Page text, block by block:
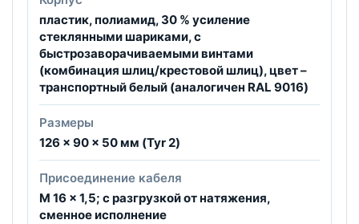
пластик, полиамид, 30 % усиление
стеклянными шариками, с
быстрозаворачиваемыми винтами
(комбинация шлиц/крестовой шлиц), цвет –
транспортный белый (аналогичен RAL 9016)
Размеры
126 x 90 x 50 мм (Tyr 2)
Присоединение кабеля
M 16 x 1,5; с разгрузкой от натяжения,
сменное исполнение